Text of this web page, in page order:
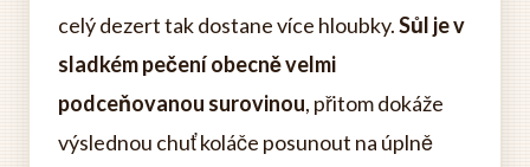
celý dezert tak dostane více hloubky.Sůl je v
sladkém pečení obecně velmi
podceňovanou surovinou, přitom dokáže
výslednou chuť koláče posunout na úplně